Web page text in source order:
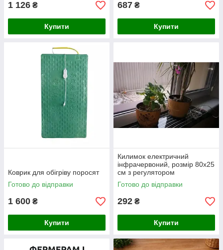
1 126 ₴
Купити
687 ₴
Купити
Коврик для обігріву поросят
Готово до відправки
1 600 ₴
Купити
Килимок електричний
інфрачервоний, розмір 80х25
см з регулятором
температури
Готово до відправки
292 ₴
Купити